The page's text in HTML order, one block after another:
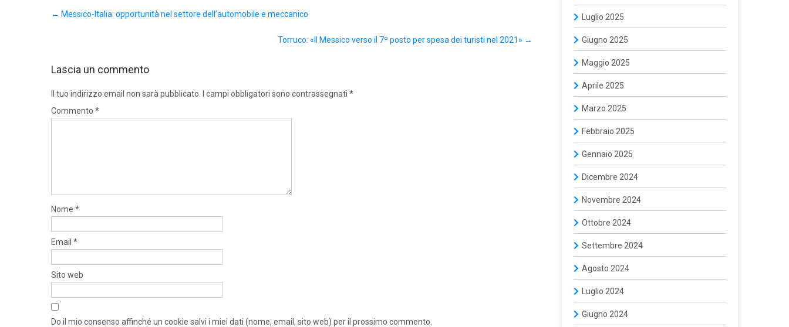
navigation
← Messico-Italia: opportunità nel settore dell’automobile e meccanico
Torruco: «Il Messico verso il 7º posto per spesa dei turisti nel 2021» →
Lascia un commento
Il tuo indirizzo email non sarà pubblicato. I campi obbligatori sono contrassegnati *
Commento *
Nome *
Email *
Sito web
Do il mio consenso affinché un cookie salvi i miei dati (nome, email, sito web) per il prossimo commento.
Luglio 2025
Giugno 2025
Maggio 2025
Aprile 2025
Marzo 2025
Febbraio 2025
Gennaio 2025
Dicembre 2024
Novembre 2024
Ottobre 2024
Settembre 2024
Agosto 2024
Luglio 2024
Giugno 2024